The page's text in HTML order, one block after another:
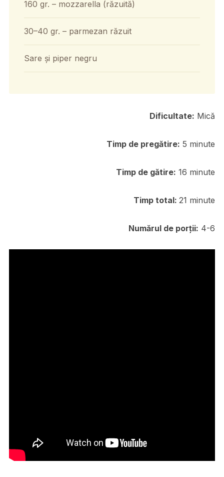
160 gr. – mozzarella (răzuită)
30–40 gr. – parmezan răzuit
Sare și piper negru
Dificultate: Mică
Timp de pregătire: 5 minute
Timp de gătire: 16 minute
Timp total:21 minute
Numărul de porții: 4-6